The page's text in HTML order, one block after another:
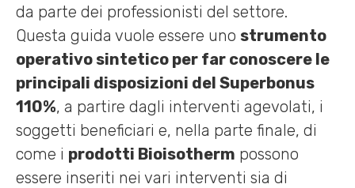
da parte dei professionisti del settore.
Questa guida vuole essere uno strumento
operativo sintetico per far conoscere le
principali disposizioni del Superbonus
110%, a partire dagli interventi agevolati, i
soggetti beneficiari e, nella parte finale, di
come i prodotti Bioisotherm possono
essere inseriti nei vari interventi sia di